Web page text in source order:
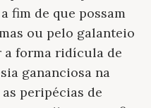
fim de que possam
ou pelo galanteio
a forma ridícula de
gananciosa na
peripécias de